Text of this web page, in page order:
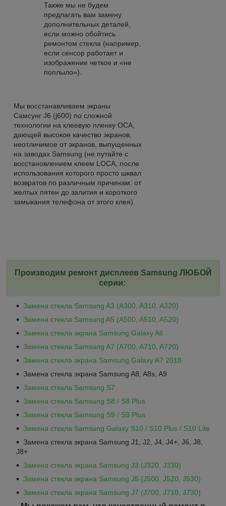
Также мы не будем
предлагать вам замену
дополнительных деталей,
если можно обойтись
ремонтом стекла (например,
если сенсор работает и
изображение четкое и «не
поплыло»).
Мы восстанавливаем экраны
Самсунг J6 (j600) по сложной
технологии на клеевую пленку OCA,
дающей высокое качество экранов,
неотличимое от экранов, выпущенных
на заводах Samsung (не путайте с
восстановлением клеем LOCA, после
использования которого просто шквал
возвратов по различным причинам: от
желтых пятен до залития и короткого
замыкания телефона от этого клея).
Производим ремонт дисплеев Samsung ЛЮБОЙ
серии:
Замена стекла Samsung A3 (A300, A310, A320)
Замена стекла Samsung A5 (A500, A510, A520)
Замена стекла экрана Samsung Galaxy A6
Замена стекла Samsung A7 (A700, A710, A720)
Замена стекла экрана Samsung Galaxy A7 2018
Замена стекла экрана Samsung A8, A8s, A9
Замена стекла Samsung S7
Замена стекла Samsung S8 / S8 Plus
Замена стекла Samsung S9 / S9 Plus
Замена стекла Samsung Galaxy S10 / S10 Plus / S10 Lite
Замена стекла экрана Samsung J1, J2, J4, J4+, J6, J8,
J8+
Замена стекла экрана Samsung J3 (J320, J330)
Замена стекла экрана Samsung J5 (J500, J520, J530)
Замена стекла экрана Samsung J7 (J700, J710, J730)